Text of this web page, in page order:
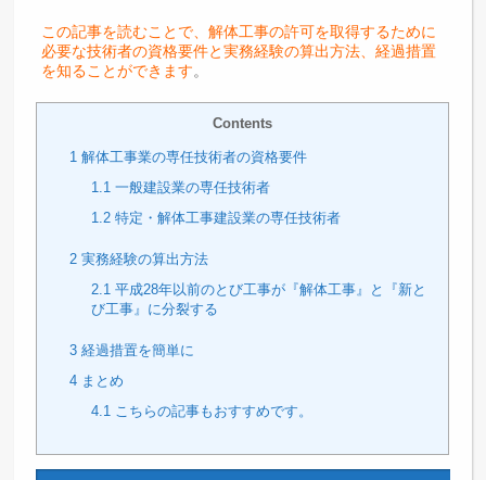
この記事を読むことで、解体工事の許可を取得するために
必要な技術者の資格要件と実務経験の算出方法、経過措置
を知ることができます。
Contents
1 解体工事業の専任技術者の資格要件
1.1 一般建設業の専任技術者
1.2 特定・解体工事建設業の専任技術者
2 実務経験の算出方法
2.1 平成28年以前のとび工事が『解体工事』と『新と
び工事』に分裂する
3 経過措置を簡単に
4 まとめ
4.1
こちらの記事もおすすめです。